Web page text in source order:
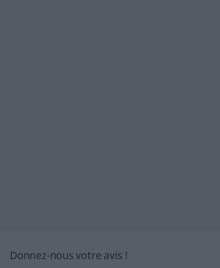
Donnez-nous votre avis !